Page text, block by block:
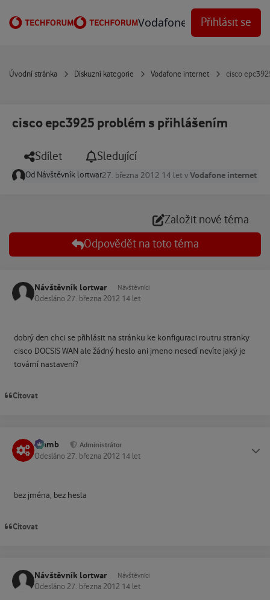
Vodafone Techforum
Přihlásit se
Úvodní stránka Diskuzní kategorie Vodafone internet cisco
cisco epc3925 problém s přihlášením
Sdílet Sledující
Od Návštěvník lortwar27. března 2012 14 let vVodafone internet
Založit nové téma
Odpovědět na toto téma
Návštěvník lortwar Návštěvníci
Odesláno 27. března 2012 14 let
dobrý den chci se přihlásit na stránku ke konfiguraci routru stranky
cisco DOCSIS WAN ale žádný heslo ani jmeno nesedí nevíte jaký je
tovární nastavení?
Citovat
Slamb Administrátor
Odesláno 27. března 2012 14 let
bez jména, bez hesla
Citovat
Návštěvník lortwar Návštěvníci
Odesláno 27. března 2012 14 let